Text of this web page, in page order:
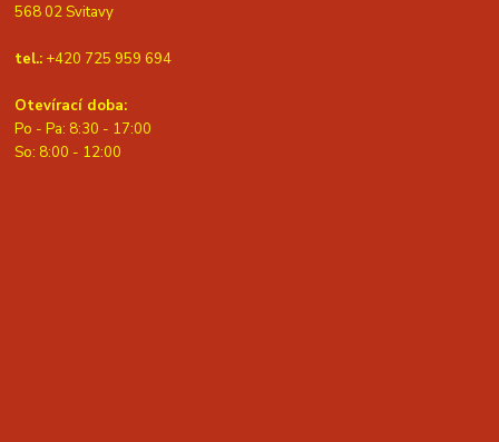
568 02 Svitavy
tel.: +420 725 959 694
Otevírací doba:
Po - Pa: 8:30 - 17:00
So: 8:00 - 12:00